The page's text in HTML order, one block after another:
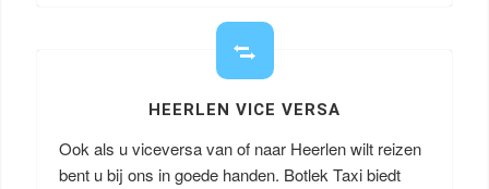
HEERLEN VICE VERSA
Ook als u viceversa van of naar Heerlen wilt reizen
bent u bij ons in goede handen. Botlek Taxi biedt